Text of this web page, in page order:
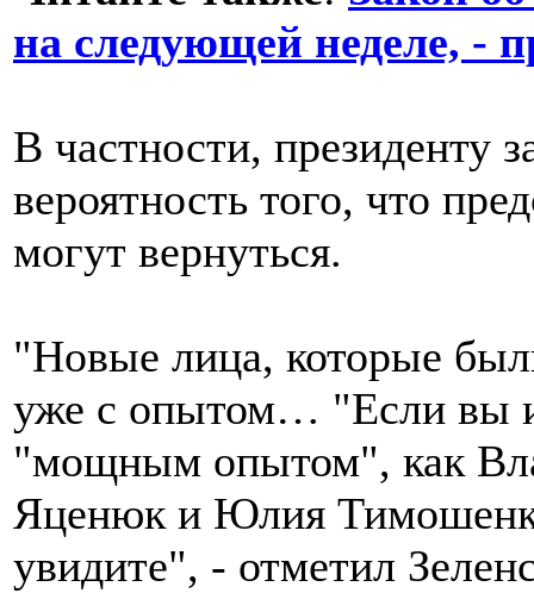
на следующей неделе, -
В частности, президенту
вероятность того, что
могут вернуться.
"Новые лица, которые
уже с опытом… "Если вы
"мощным опытом", как
Яценюк и Юлия
увидите", - отметил